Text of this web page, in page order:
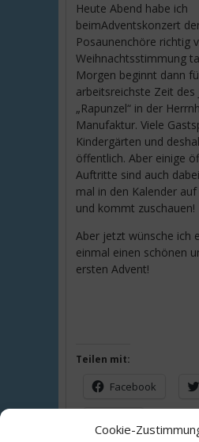
Cookie-
Heute Abend habe ich
beimAdventskonzert
Posaunenchöre richtig
Weihnachtsstimmung
Morgen beginnt dann
arbeitsreichste Zeit des
„Rapunzel“ in der
Manufaktur. Viele
Kindergärten und
öffentlich. Aber einige
Auftritte sind auch
mal in den Kalender
und kommt zuschauen!
Aber jetzt wünsche ich
einmal einen schönen
ersten Advent!
Teilen mit:
Facebook